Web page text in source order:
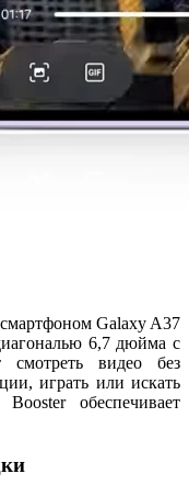
Galaxy A37
6,7 дюйма с
смотреть видео без
играть или искать
обеспечивает